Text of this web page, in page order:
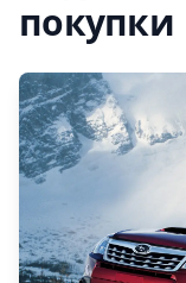
покупки